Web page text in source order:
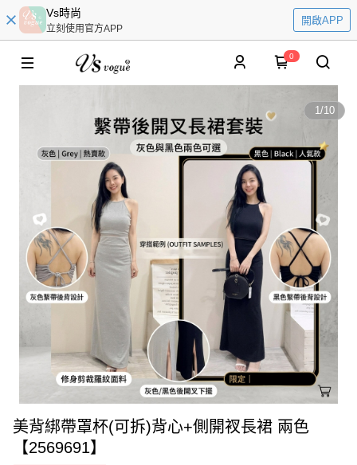
Vs時尚
立刻使用官方APP
開啟APP
0
1/10
美背綁帶罩杯(可拆)背心+側開衩長裙 兩色
【2569691】